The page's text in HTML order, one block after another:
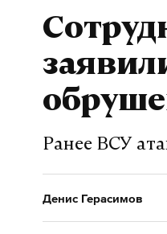
Ранее ВСУ
Денис Герасимов